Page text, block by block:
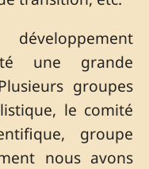
une grande
groupes
le comité
groupe
nous avons